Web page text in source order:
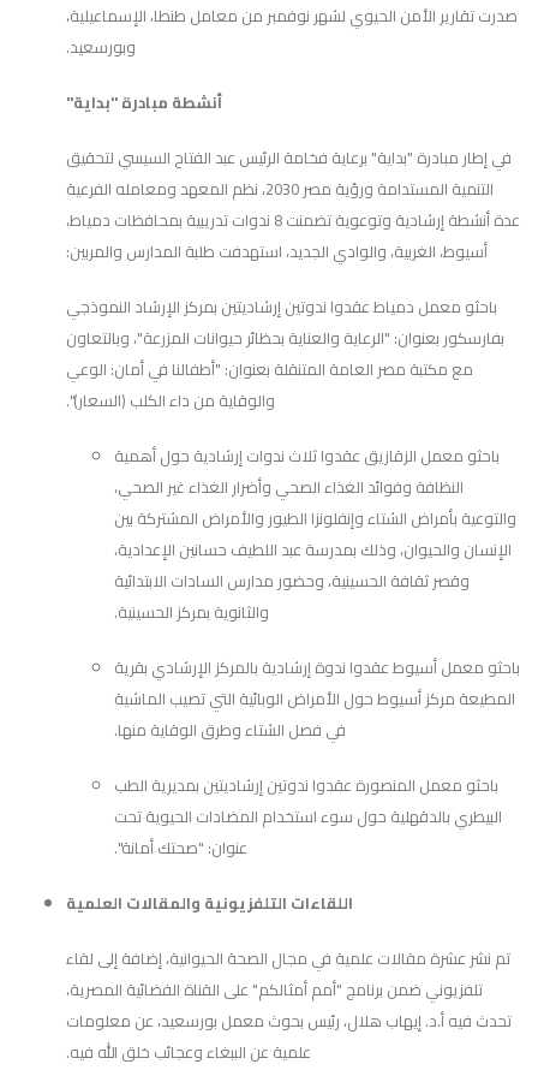
صدرت تقارير الأمن الحيوي لشهر نوفمبر من معامل طنطا، الإسماعيلية،
وبورسعيد.
أنشطة مبادرة "بداية"
في إطار مبادرة "بداية" برعاية فخامة الرئيس عبد الفتاح السيسي لتحقيق
التنمية المستدامة ورؤية مصر 2030، نظم المعهد ومعامله الفرعية
عدة أنشطة إرشادية وتوعوية تضمنت 8 ندوات تدريبية بمحافظات دمياط،
أسيوط، الغربية، والوادي الجديد، استهدفت طلبة المدارس والمربين:
باحثو معمل دمياط عقدوا ندوتين إرشاديتين بمركز الإرشاد النموذجي
بفارسكور بعنوان: "الرعاية والعناية بحظائر حيوانات المزرعة"، وبالتعاون
مع مكتبة مصر العامة المتنقلة بعنوان: "أطفالنا في أمان: الوعي
والوقاية من داء الكلب (السعار)".
باحثو معمل الزقازيق عقدوا ثلاث ندوات إرشادية حول أهمية
النظافة وفوائد الغذاء الصحي وأضرار الغذاء غير الصحي،
والتوعية بأمراض الشتاء وإنفلونزا الطيور والأمراض المشتركة بين
الإنسان والحيوان، وذلك بمدرسة عبد اللطيف حسانين الإعدادية،
وقصر ثقافة الحسينية، وحضور مدارس السادات الابتدائية
والثانوية بمركز الحسينية.
باحثو معمل أسيوط عقدوا ندوة إرشادية بالمركز الإرشادي بقرية
المطيعة مركز أسيوط حول الأمراض الوبائية التي تصيب الماشية
في فصل الشتاء وطرق الوقاية منها.
باحثو معمل المنصورة عقدوا ندوتين إرشاديتين بمديرية الطب
البيطري بالدقهلية حول سوء استخدام المضادات الحيوية تحت
عنوان: "صحتك أمانة".
اللقاءات التلفزيونية والمقالات العلمية
تم نشر عشرة مقالات علمية في مجال الصحة الحيوانية، إضافة إلى لقاء
تلفزيوني ضمن برنامج "أمم أمثالكم" على القناة الفضائية المصرية،
تحدث فيه أ.د. إيهاب هلال، رئيس بحوث معمل بورسعيد، عن معلومات
علمية عن الببغاء وعجائب خلق الله فيه.